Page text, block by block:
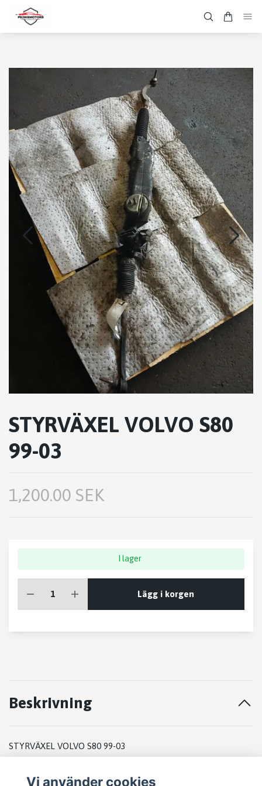
STYRVÄXEL VOLVO S80
99-03
1,200.00 SEK
I lager
Lägg i korgen
Beskrivning
STYRVÄXEL VOLVO S80 99-03
Vi använder cookies